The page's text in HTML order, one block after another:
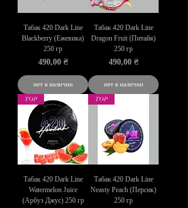
Табак 420 Dark Line
Blackberry (Ежевика)
250 гр
Цена
490,00 ₴
нет в наличии
Табак 420 Dark Line
Dragon Fruit (Питайя)
250 гр
Цена
490,00 ₴
нет в наличии
TOP
Табак 420 Dark Line
Watermelon Juice
(Арбуз Джус) 250 гр
TOP
Табак 420 Dark Line
Neasty Peach (Персик)
250 гр